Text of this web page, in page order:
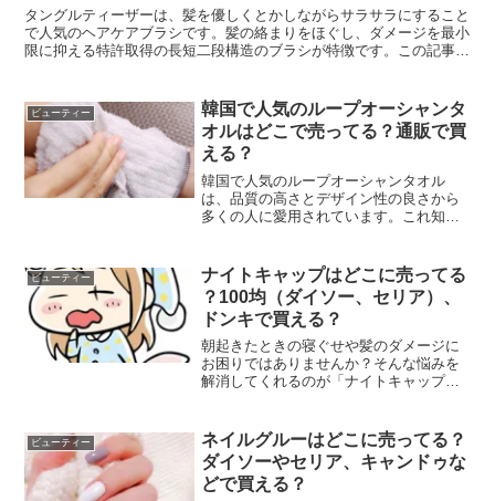
ーも
タングルティーザーは、髪を優しくとかしながらサラサラにすること
で人気のヘアケアブラシです。髪の絡まりをほぐし、ダメージを最小
限に抑える特許取得の長短二段構造のブラシが特徴です。この記事で
ビューティー
韓国で人気のループオーシャンタ
オルはどこで売ってる？通販で買
える？
韓国で人気のループオーシャンタオル
は、品質の高さとデザイン性の良さから
多くの人に愛用されています。これ知っ
た！こうやって優しくクルクルと洗うだ
けで透明感出ます！ちなみに...
ビューティー
ナイトキャップはどこに売ってる
？100均（ダイソー、セリア）、
ドンキで買える？
朝起きたときの寝ぐせや髪のダメージに
お困りではありませんか？そんな悩みを
解消してくれるのが「ナイトキャップ」
ね。今回は、ナイトキャップがどこで購
入できるのか詳しく調べま...
ビューティー
ネイルグルーはどこに売ってる？
ダイソーやセリア、キャンドゥな
どで買える？